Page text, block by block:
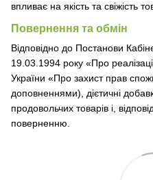
впливає на якість та свіжість
Повернення та обмін
Відповідно до Постанови
19.03.1994 року «Про
України «Про захист прав
доповненнями), дієтичні
продовольчих товарів і,
поверненню.